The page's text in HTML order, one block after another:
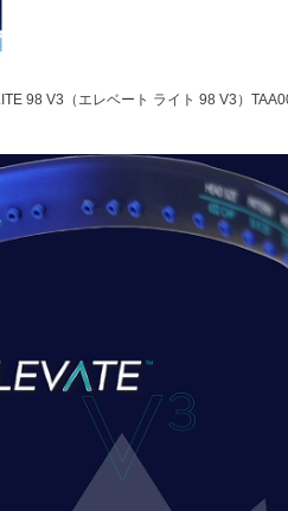
98 V3（エレベート ライト 98 V3）